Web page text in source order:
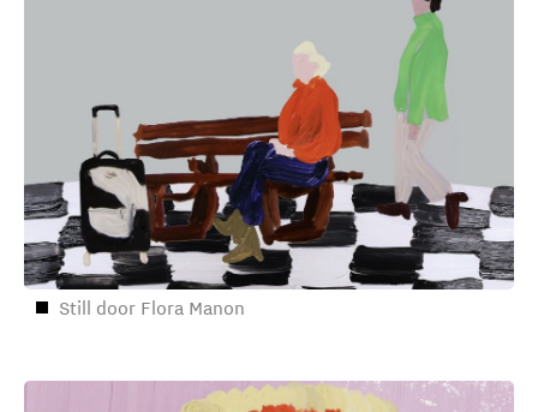
Still door Flora Manon